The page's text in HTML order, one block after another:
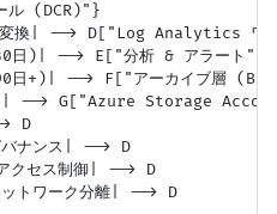
ル (DCR)"}
換| --> D["Log Analytics ワ
)| --> E["分析 & アラート"]
日+)| --> F["アーカイブ層
| --> G["Azure Storage
> D
ナンス| --> D
セス制御| --> D
トワーク分離| --> D